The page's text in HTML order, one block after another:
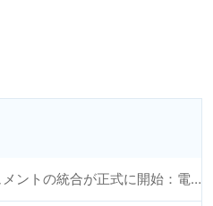
eSignGlobalとLarkドキュメントの統合が正式に開始：電子契約の署名とアーカイブの全プロセスを自動化